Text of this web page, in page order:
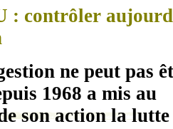
: contrôler
ne peut pas
1968 a mis au
son action la lutte